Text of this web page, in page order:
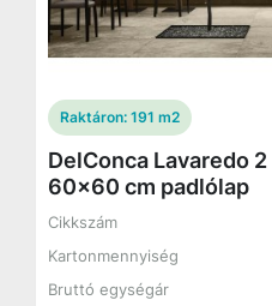
Raktáron: 191 m2
DelConca Lavaredo
60x60 cm padlólap
Cikkszám
Kartonmennyiség
Bruttó egységár